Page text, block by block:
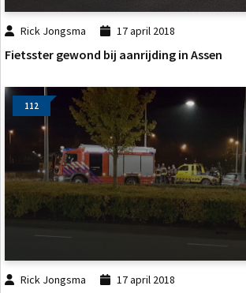
Rick Jongsma 17 april 2018
Fietsster gewond bij aanrijding in Assen
112
Rick Jongsma 17 april 2018